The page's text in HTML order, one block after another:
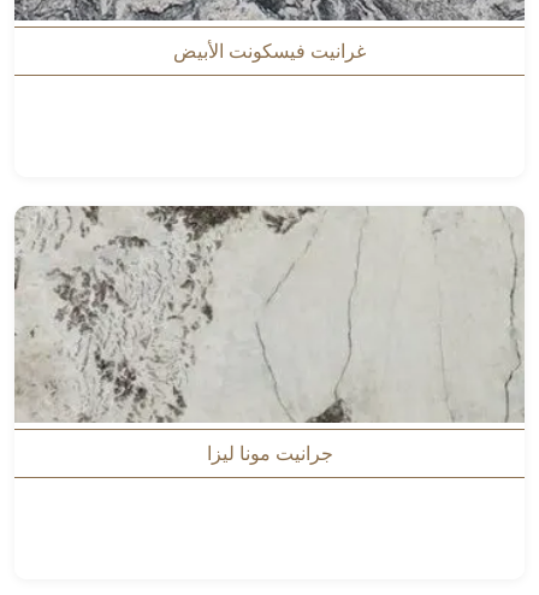
غرانيت فيسكونت الأبيض
جرانيت مونا ليزا